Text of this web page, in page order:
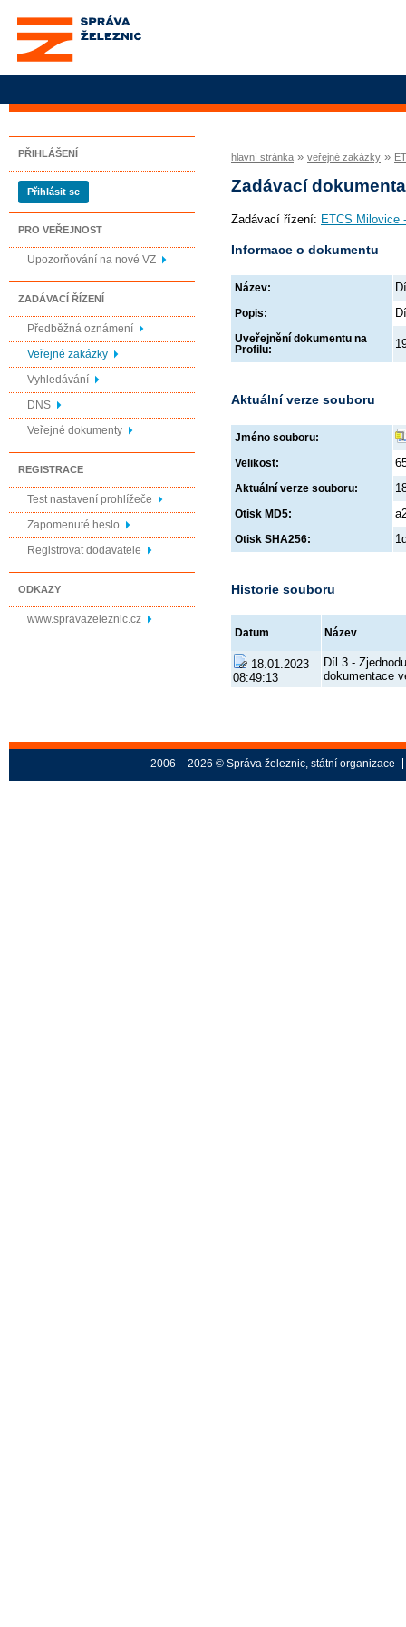
Správa železnic, státní
organizace
PŘIHLÁŠENÍ
Přihlásit se
PRO VEŘEJNOST
Upozorňování na nové VZ
ZADÁVACÍ ŘÍZENÍ
Předběžná oznámení
Veřejné zakázky
Vyhledávání
DNS
Veřejné dokumenty
REGISTRACE
Test nastavení prohlížeče
Zapomenuté heslo
Registrovat dodavatele
ODKAZY
www.spravazeleznic.cz
hlavní stránka » veřejné zakázky »
Zadávací
Zadávací řízení: ETCS Milovice
Informace o dokumentu
Název:
Popis:
Uveřejnění dokumentu na
Profilu:
Aktuální verze souboru
Jméno souboru:
Velikost:
Aktuální verze souboru:
Otisk MD5:
Otisk SHA256:
Historie souboru
Datum Název
18.01.2023
08:49:13
Díl 3 -
dokumentace
2006 – 2026 © Správa železnic, státní organizace